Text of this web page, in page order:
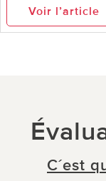
Voir l’article
C´est